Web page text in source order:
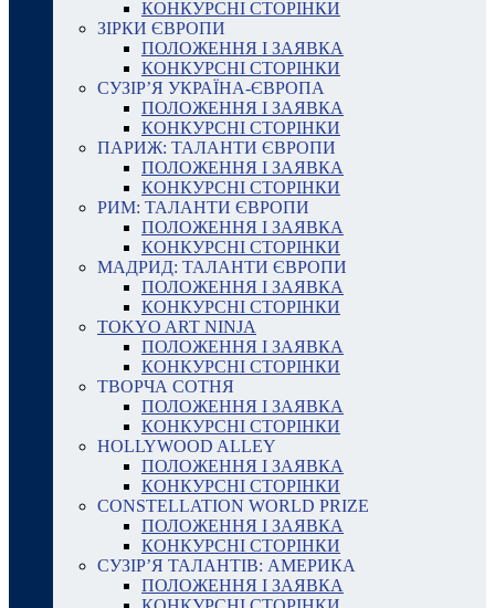
КОНКУРСНІ СТОРІНКИ
ЗІРКИ ЄВРОПИ
ПОЛОЖЕННЯ І ЗАЯВКА
КОНКУРСНІ СТОРІНКИ
СУЗІР’Я УКРАЇНА-ЄВРОПА
ПОЛОЖЕННЯ І ЗАЯВКА
КОНКУРСНІ СТОРІНКИ
ПАРИЖ: ТАЛАНТИ ЄВРОПИ
ПОЛОЖЕННЯ І ЗАЯВКА
КОНКУРСНІ СТОРІНКИ
РИМ: ТАЛАНТИ ЄВРОПИ
ПОЛОЖЕННЯ І ЗАЯВКА
КОНКУРСНІ СТОРІНКИ
МАДРИД: ТАЛАНТИ ЄВРОПИ
ПОЛОЖЕННЯ І ЗАЯВКА
КОНКУРСНІ СТОРІНКИ
TOKYO ART NINJA
ПОЛОЖЕННЯ І ЗАЯВКА
КОНКУРСНІ СТОРІНКИ
ТВОРЧА СОТНЯ
ПОЛОЖЕННЯ І ЗАЯВКА
КОНКУРСНІ СТОРІНКИ
HOLLYWOOD ALLEY
ПОЛОЖЕННЯ І ЗАЯВКА
КОНКУРСНІ СТОРІНКИ
CONSTELLATION WORLD PRIZE
ПОЛОЖЕННЯ І ЗАЯВКА
КОНКУРСНІ СТОРІНКИ
СУЗІР’Я ТАЛАНТІВ: АМЕРИКА
ПОЛОЖЕННЯ І ЗАЯВКА